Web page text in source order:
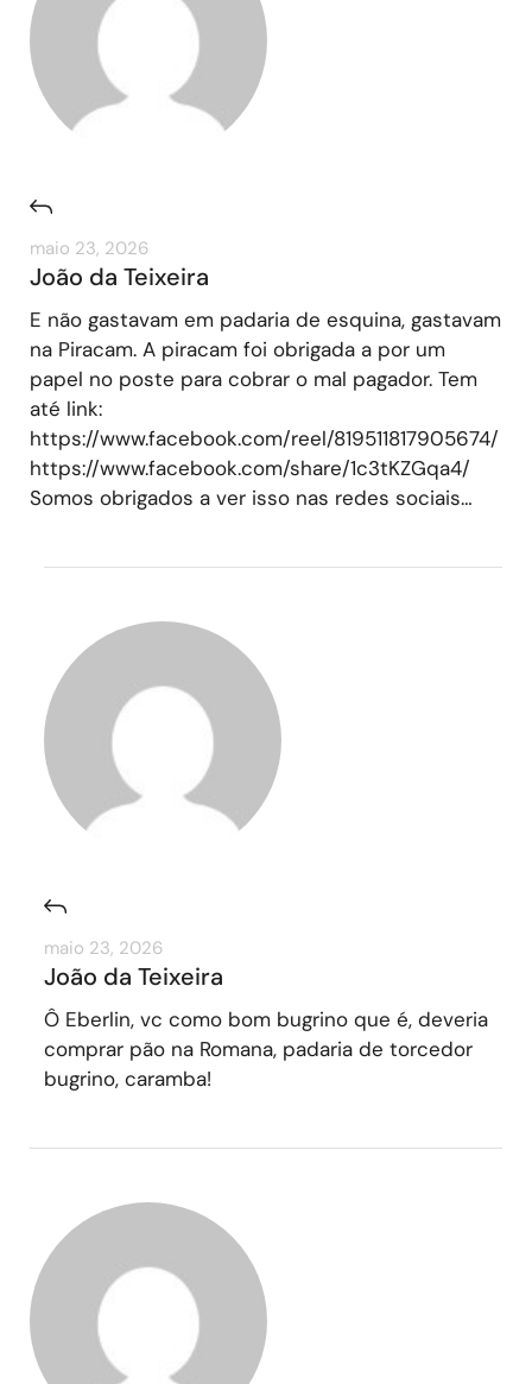
maio 23, 2026
João da Teixeira
E não gastavam em padaria de esquina, gastavam
na Piracam. A piracam foi obrigada a por um
papel no poste para cobrar o mal pagador. Tem
até link:
https://www.facebook.com/reel/819511817905674/
https://www.facebook.com/share/1c3tKZGqa4/
Somos obrigados a ver isso nas redes sociais…
maio 23, 2026
João da Teixeira
Ô Eberlin, vc como bom bugrino que é, deveria
comprar pão na Romana, padaria de torcedor
bugrino, caramba!